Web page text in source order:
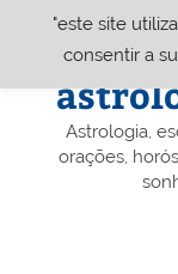
Astrologia,
orações,
"este site
consentir a